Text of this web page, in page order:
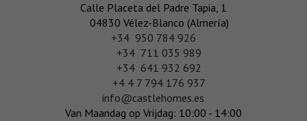
Calle Placeta del Padre Tapia, 1
04830 Vélez-Blanco (Almería)
‎+34 950 784 926
+34 711 035 989
+34 641 932 692
+4 4 7 794 176 937
info@castlehomes.es
Van Maandag op Vrijdag: 10:00 - 14:00